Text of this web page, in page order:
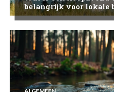
belangrijk voor lokale